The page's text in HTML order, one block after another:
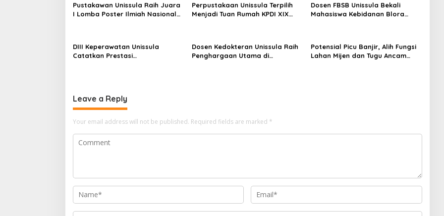
Pustakawan Unissula Raih Juara
I Lomba Poster Ilmiah Nasional
Perpustakaan Unissula Terpilih
Menjadi Tuan Rumah KPDI XIX
Dosen FBSB Unissula Bekali
Mahasiswa Kebidanan Blora
DIII Keperawatan Unissula
Catatkan Prestasi
Dosen Kedokteran Unissula Raih
Penghargaan Utama di
Potensial Picu Banjir, Alih Fungsi
Lahan Mijen dan Tugu Ancam
Leave a Reply
Your email address will not be published. Required fields are marked *